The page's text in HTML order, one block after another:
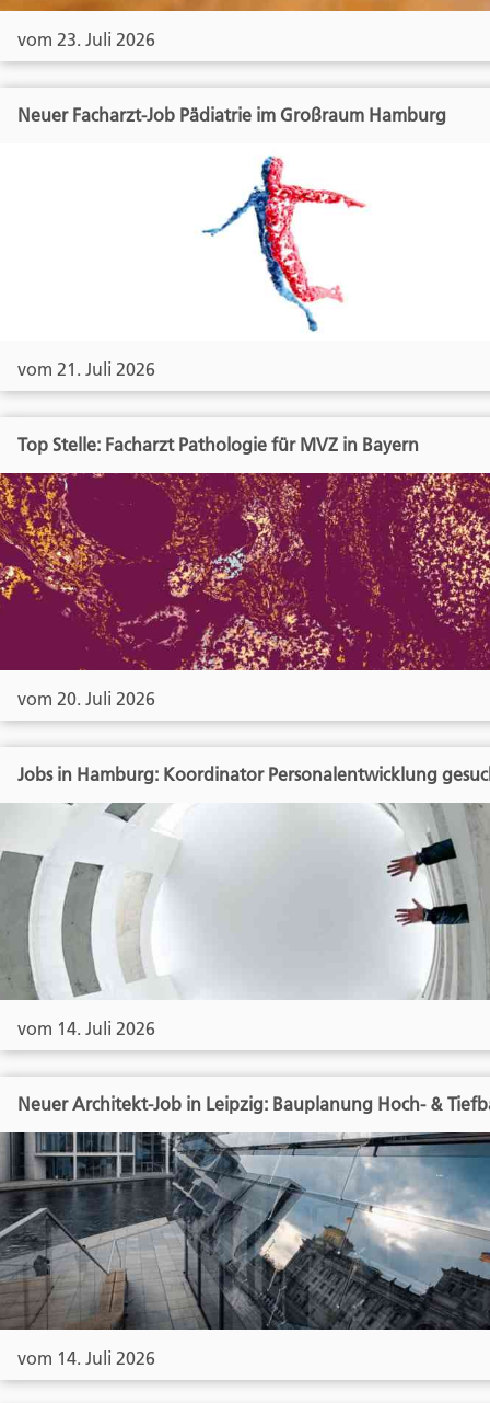
vom 23. Juli 2026
Neuer Facharzt-Job Pädiatrie im Großraum Hamburg
vom 21. Juli 2026
Top Stelle: Facharzt Pathologie für MVZ in Bayern
vom 20. Juli 2026
Jobs in Hamburg: Koordinator Personalentwicklung
vom 14. Juli 2026
Neuer Architekt-Job in Leipzig: Bauplanung Hoch- &
vom 14. Juli 2026